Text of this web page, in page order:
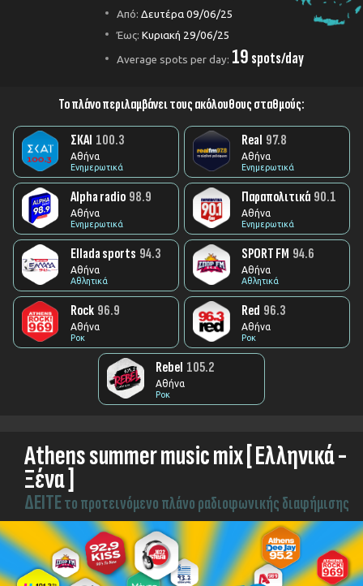
Από: Δευτέρα 09/06/25
Έως: Κυριακή 29/06/25
Average spots per day: 19 spots/day
Το πλάνο περιλαμβάνει τους ακόλουθους σταθμούς:
ΣΚΑΙ 100.3
Αθήνα
Ενημερωτικά
Real 97.8
Αθήνα
Ενημερωτικά
Alpha radio 98.9
Αθήνα
Ενημερωτικά
Παραπολιτικά 90.1
Αθήνα
Ενημερωτικά
Ellada sports 94.3
Αθήνα
Αθλητικά
SPORT FM 94.6
Αθήνα
Αθλητικά
Rock 96.9
Αθήνα
Ροκ
Red 96.3
Αθήνα
Ροκ
Rebel 105.2
Αθήνα
Ροκ
Athens summer music mix [ Ελληνικά -
Ξένα ]
ΔEITEτο προτεινόμενο πλάνο ραδιοφωνικής διαφήμισης